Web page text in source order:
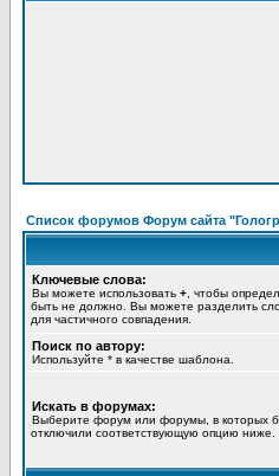
Список форумов Форум сайта
Ключевые слова:
Вы можете использовать + , чтобы
быть не должно. Вы можете разделить
для частичного совпадения.
Поиск по автору:
Используйте * в качестве шаблона.
Искать в форумах:
Выберите форум или форумы, в которых
отключили соответствующую опцию ниже.